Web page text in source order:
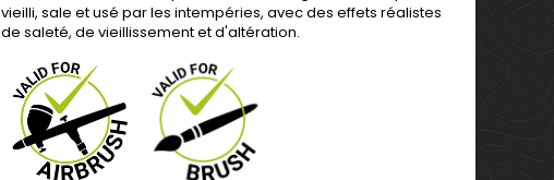
vieilli, sale et usé par les intempéries, avec des effets réalistes
de saleté, de vieillissement et d'altération.